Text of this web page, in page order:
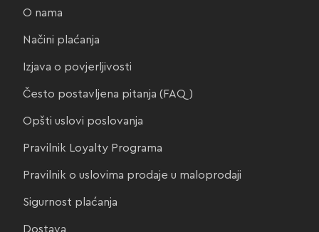
O nama
Načini plaćanja
Izjava o povjerljivosti
Često postavljena pitanja (FAQ)
Opšti uslovi poslovanja
Pravilnik Loyalty Programa
Pravilnik o uslovima prodaje u maloprodaji
Sigurnost plaćanja
Dostava